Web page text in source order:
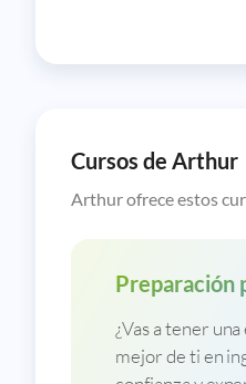
Cursos de Arthur
Arthur ofrece estos
Preparación
¿Vas a tener
mejor de ti en